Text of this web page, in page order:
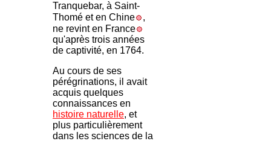
Tranquebar, à Saint-
Thomé et en Chine
,
ne revint en France
qu'après trois années
de captivité, en 1764.
Au cours de ses
pérégrinations, il avait
acquis quelques
connaissances en
histoire naturelle, et
plus particulièrement
dans les sciences de la